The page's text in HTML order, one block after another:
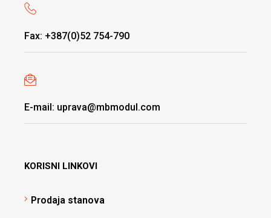
Fax: +387(0)52 754-790
E-mail: uprava@mbmodul.com
KORISNI LINKOVI
Prodaja stanova